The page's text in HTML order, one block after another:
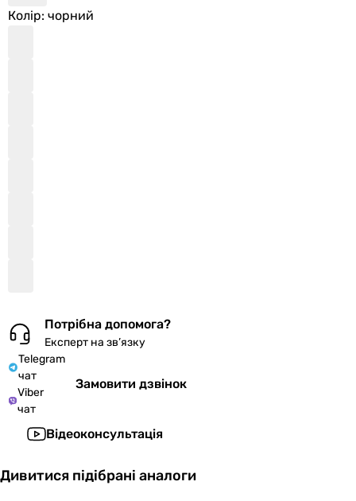
Колір: чорний
Потрібна допомога?
Експерт на зв’язку
Telegram
чат
Viber
чат
Замовити дзвінок
Відеоконсультація
Дивитися підібрані аналоги